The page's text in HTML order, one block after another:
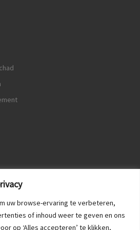
uw browse-ervaring te verbeteren,
of inhoud weer te geven en ons
op ‘Alles accepteren’ te klikken,